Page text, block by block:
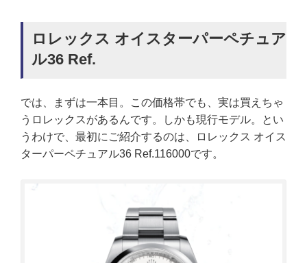
ロレックス オイスターパーペチュア
ル36 Ref.
では、まずは一本目。この価格帯でも、実は買えちゃ
うロレックスがあるんです。しかも現行モデル。とい
うわけで、最初にご紹介するのは、ロレックス オイス
ターパーペチュアル36 Ref.116000です。